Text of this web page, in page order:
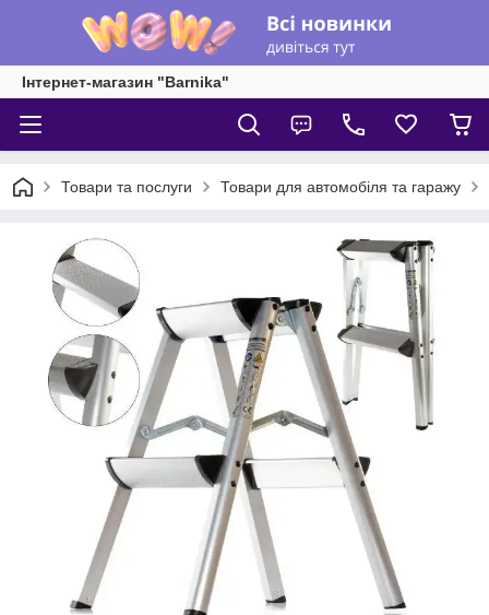
Інтернет-магазин "Barnika"
Товари та послуги Товари для автомобіля та гаражу